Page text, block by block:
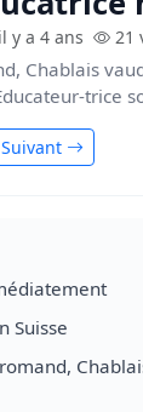
il y a 4 ans 21
Chablais
trice
Suivant
Suisse